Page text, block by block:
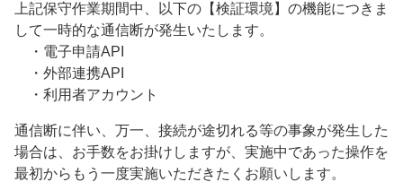
上記保守作業期間中、以下の【検証環境】の機能につきま
して一時的な通信断が発生いたします。
・電子申請API
・外部連携API
・利用者アカウント
通信断に伴い、万一、接続が途切れる等の事象が発生した
場合は、お手数をお掛けしますが、実施中であった操作を
最初からもう一度実施いただきたくお願いします。